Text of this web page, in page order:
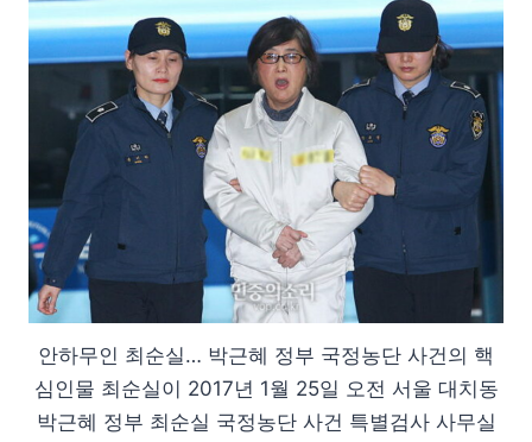
안하무인 최순실… 박근혜 정부 국정농단 사건의 핵
심인물 최순실이 2017년 1월 25일 오전 서울 대치동
박근혜 정부 최순실 국정농단 사건 특별검사 사무실